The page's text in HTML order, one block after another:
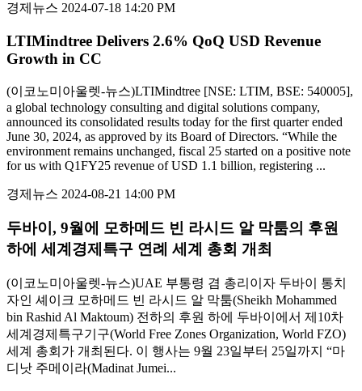
경제뉴스 2024-07-18 14:20 PM
LTIMindtree Delivers 2.6% QoQ USD Revenue
Growth in CC
(이코노미아울렛-뉴스)LTIMindtree [NSE: LTIM, BSE: 540005],
a global technology consulting and digital solutions company,
announced its consolidated results today for the first quarter ended
June 30, 2024, as approved by its Board of Directors. “While the
environment remains unchanged, fiscal 25 started on a positive note
for us with Q1FY25 revenue of USD 1.1 billion, registering ...
경제뉴스 2024-08-21 14:00 PM
두바이, 9월에 모하메드 빈 라시드 알 막툼의 후원
하에 세계경제특구 연례 세계 총회 개최
(이코노미아울렛-뉴스)UAE 부통령 겸 총리이자 두바이 통치
자인 셰이크 모하메드 빈 라시드 알 막툼(Sheikh Mohammed
bin Rashid Al Maktoum) 전하의 후원 하에 두바이에서 제10차
세계경제특구기구(World Free Zones Organization, World FZO)
세계 총회가 개최된다. 이 행사는 9월 23일부터 25일까지 “마
디낫 주메이라(Madinat Jumei...